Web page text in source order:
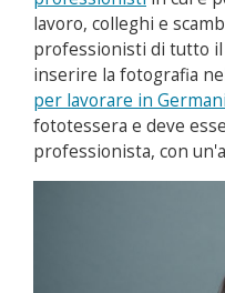
lavoro, colleghi e
professionisti di tutto
inserire la fotografia
per lavorare in
fototessera e deve
professionista, con